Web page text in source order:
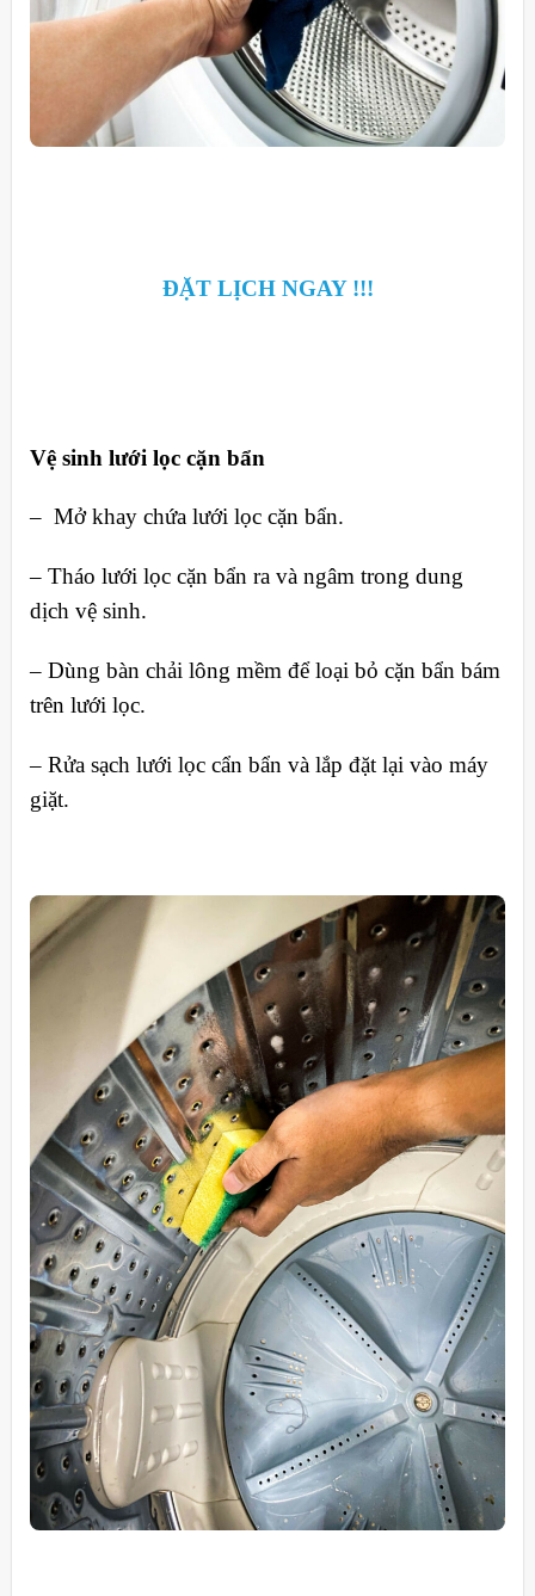
ĐẶT LỊCH NGAY !!!
Vệ sinh lưới lọc cặn bẩn
– Mở khay chứa lưới lọc cặn bẩn.
– Tháo lưới lọc cặn bẩn ra và ngâm trong dung
dịch vệ sinh.
– Dùng bàn chải lông mềm để loại bỏ cặn bẩn bám
trên lưới lọc.
– Rửa sạch lưới lọc cẩn bẩn và lắp đặt lại vào máy
giặt.